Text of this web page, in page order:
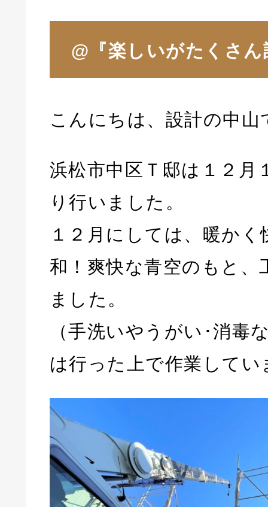
@『楽しいがたくさ
こんにちは、設計の中山
浜松市中区Ｔ邸は１２月
り行いました。
１２月にしては、暖かく
和！爽快な青空のもと、
ました。
（手洗いやうがい･消毒
は行った上で作業してい